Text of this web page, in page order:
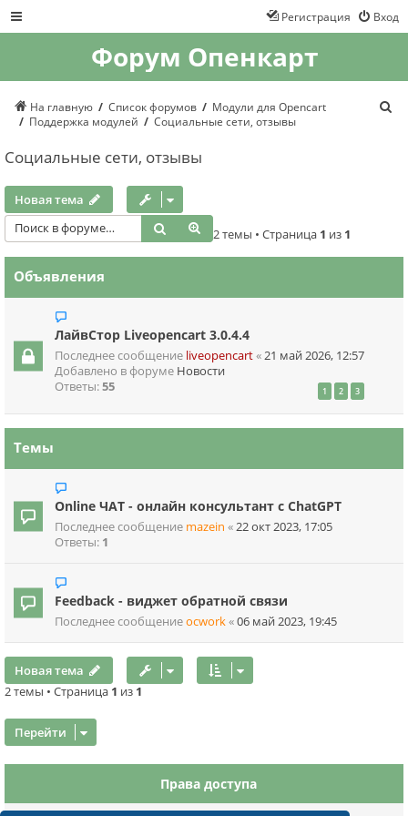
Вход
Регистрация
Форум Опенкарт
На главную Список форумов
Модули для Opencart
Поддержка модулей
Социальные сети, отзывы
Социальные сети, отзывы
Новая тема
Поиск
Расширенный поиск
2 темы • Страница 1 из 1
Объявления
ЛайвСтор Liveopencart 3.0.4.4
Последнее сообщение liveopencart«21 май 2026, 12:57
Добавлено в форуме Новости
Ответы:55 1 2 3
Темы
Online ЧАТ - онлайн консультант с ChatGPT
Последнее сообщение mazein «22 окт 2023, 17:05
Ответы: 1
Feedback - виджет обратной связи
Последнее сообщениеocwork«06 май 2023, 19:45
Новая тема
2 темы • Страница 1 из 1
Перейти
Права доступа